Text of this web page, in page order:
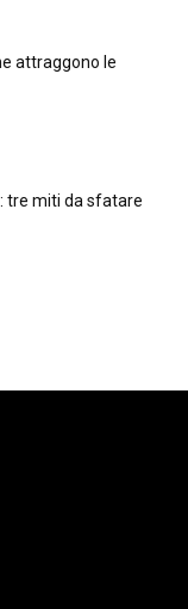
attraggono le
tre miti da sfatare